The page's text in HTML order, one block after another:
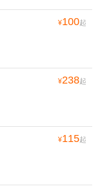
¥100起
¥238起
¥115起